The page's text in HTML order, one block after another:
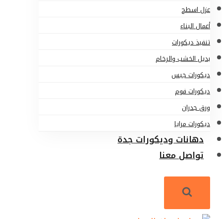
عزل اسطح
أعمال البناء
تنفيذ ديكورات
بديل الخشب والرخام
ديكورات جبس
ديكورات فوم
ورق جدران
ديكورات مرايا
دهانات وديكورات جدة
تواصل معنا